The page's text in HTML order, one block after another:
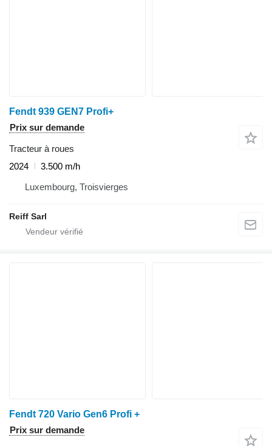
Fendt 939 GEN7 Profi+
Prix sur demande
Tracteur à roues
2024
3.500 m/h
Luxembourg, Troisvierges
Reiff Sarl
Fendt 720 Vario Gen6 Profi +
Prix sur demande